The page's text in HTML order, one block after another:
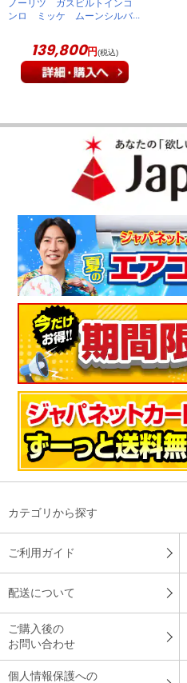
ノーリツ ガスビルトインコ
ンロ ミッケ ムーンシルバ
都市ガス 設置有 既存回収
無 送料有料 J3WV6AP2SI
13A
139,800円(税込)
カテゴリから探す
ご利用ガイド
配送について
ご購入後の
お問い合わせ
個人情報保護への